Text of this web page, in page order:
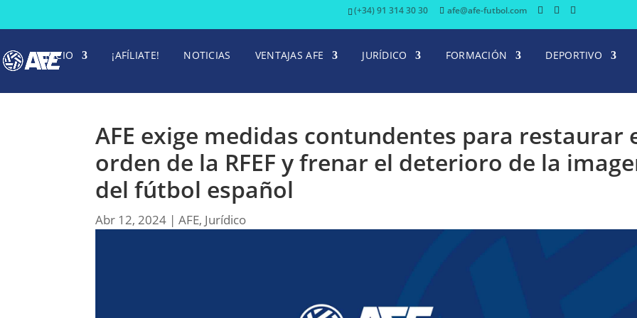
(+34) 91 314 30 30 afe@afe-futbol.com
INICIO ¡AFÍLIATE! NOTICIAS VENTAJAS AFE JURÍDICO FORMACIÓN DEPORTIVO
AFE exige medidas contundentes para restaurar
orden de la RFEF y frenar el deterioro de la
del fútbol español
Abr 12, 2024 |AFE, Jurídico